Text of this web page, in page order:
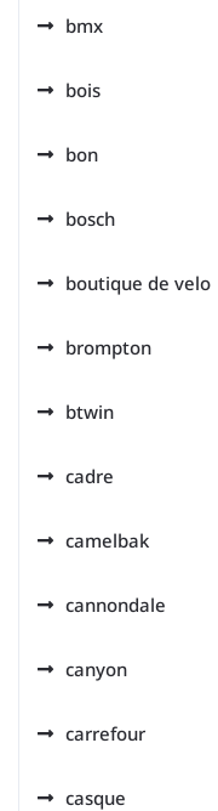
bmx
bois
bon
bosch
boutique de velo
brompton
btwin
cadre
camelbak
cannondale
canyon
carrefour
casque